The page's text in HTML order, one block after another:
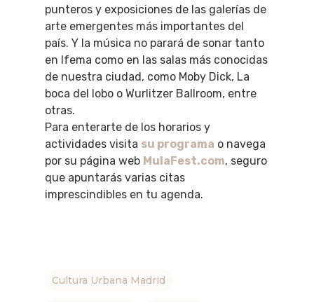
punteros y exposiciones de las galerías de
arte emergentes más importantes del
país. Y la música no parará de sonar tanto
en Ifema como en las salas más conocidas
de nuestra ciudad, como Moby Dick, La
boca del lobo o Wurlitzer Ballroom, entre
otras.
Para enterarte de los horarios y
actividades visita su programa o navega
por su página web MulaFest.com, seguro
que apuntarás varias citas
imprescindibles en tu agenda.
Cultura Urbana Madrid